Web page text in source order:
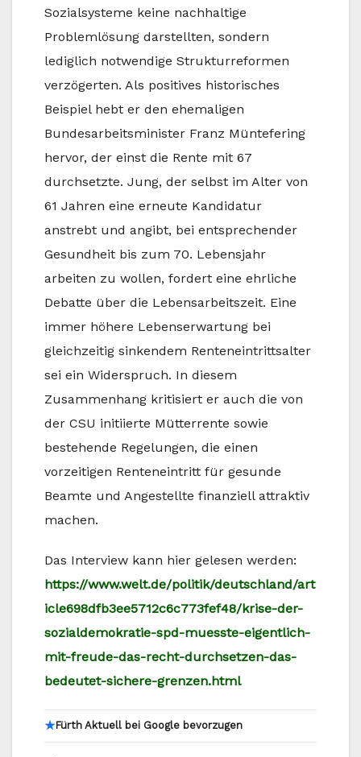
Sozialsysteme keine nachhaltige
Problemlösung darstellten, sondern
lediglich notwendige Strukturreformen
verzögerten. Als positives historisches
Beispiel hebt er den ehemaligen
Bundesarbeitsminister Franz Müntefering
hervor, der einst die Rente mit 67
durchsetzte. Jung, der selbst im Alter von
61 Jahren eine erneute Kandidatur
anstrebt und angibt, bei entsprechender
Gesundheit bis zum 70. Lebensjahr
arbeiten zu wollen, fordert eine ehrliche
Debatte über die Lebensarbeitszeit. Eine
immer höhere Lebenserwartung bei
gleichzeitig sinkendem Renteneintrittsalter
sei ein Widerspruch. In diesem
Zusammenhang kritisiert er auch die von
der CSU initiierte Mütterrente sowie
bestehende Regelungen, die einen
vorzeitigen Renteneintritt für gesunde
Beamte und Angestellte finanziell attraktiv
machen.
Das Interview kann hier gelesen werden:
https://www.welt.de/politik/deutschland/art
icle698dfb3ee5712c6c773fef48/krise-der-
sozialdemokratie-spd-muesste-eigentlich-
mit-freude-das-recht-durchsetzen-das-
bedeutet-sichere-grenzen.html
★Fürth Aktuell bei Google bevorzugen